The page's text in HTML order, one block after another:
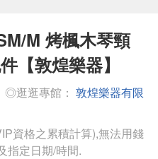
M 烤楓木琴頸
【敦煌樂器】
◎逛逛專館： 敦煌樂器有限
資格之累積計算),無法用錢
指定日期/時間.